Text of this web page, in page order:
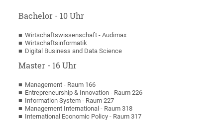
Bachelor - 10 Uhr
Wirtschaftswissenschaft - Audimax
Wirtschaftsinformatik
Digital Business and Data Science
Master - 16 Uhr
Management - Raum 166
Entrepreneurship & Innovation - Raum 226
Information System - Raum 227
Management International - Raum 318
International Economic Policy - Raum 317